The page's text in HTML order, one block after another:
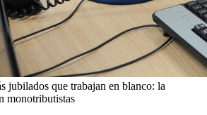
jubilados que trabajan en blanco: la
monotributistas